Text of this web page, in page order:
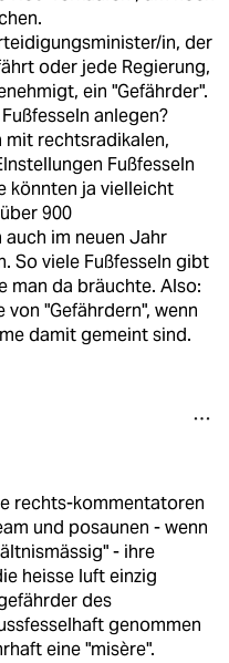
in, der
oder jede Regierung,
ein "Gefährder".
anlegen?
mit rechtsradikalen,
Fußfesseln
könnten ja vielleicht
900
im neuen Jahr
So viele Fußfesseln gibt
man da bräuchte. Also:
"Gefährdern", wenn
damit gemeint sind.
rechts-kommentatoren
und posaunen - wenn
- ihre
heisse luft einzig
des
genommen
eine "misère".